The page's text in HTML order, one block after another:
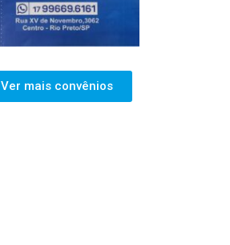
Ver mais convênios